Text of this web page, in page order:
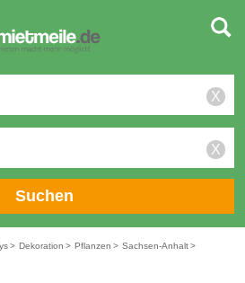
X
X
Suchen
> Dekoration > Pflanzen > Sachsen-Anhalt>